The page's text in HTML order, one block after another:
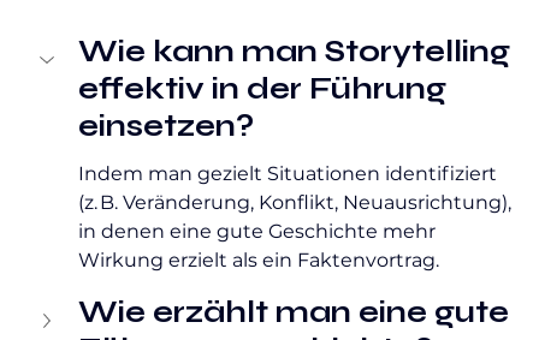
Wie kann man Storytelling
effektiv in der Führung
einsetzen?
Indem man gezielt Situationen identifiziert
(z. B. Veränderung, Konflikt, Neuausrichtung),
in denen eine gute Geschichte mehr
Wirkung erzielt als ein Faktenvortrag.
Wie erzählt man eine gute